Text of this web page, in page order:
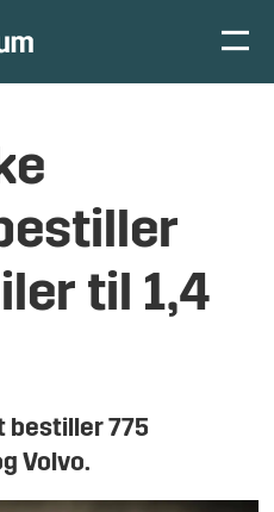
til 1,4
bestiller 775
Volvo.